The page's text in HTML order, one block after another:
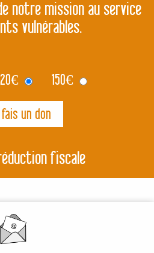
notre mission au service
vulnérables.
€ 150€
fiscale